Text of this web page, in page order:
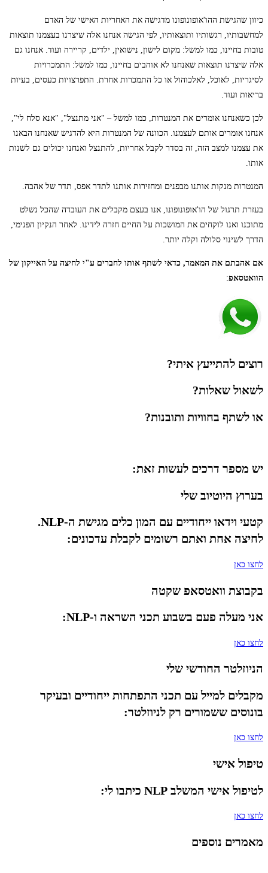
כיוון שהגישת ההו'אופונופונו מדגישה את האחריות האישי של האדם
למחשבותיו, רגשותיו ותוצאותיו, לפי הגישה אנחנו אלה שיצרנו בעצמנו תוצאות
טובות בחיינו, כמו למשל: מקום לישון, נישואין, ילדים, קריירה ועוד. אנחנו גם
אלה שיצרנו תוצאות שאנחנו לא אוהבים בחיינו, כמו למשל: התמכרויות
לסיגריות, לאוכל, לאלכוהול או כל התמכרות אחרת. התפרצויות כעסים, בעיות
בריאות ועוד.
לכן כשאנחנו אומרים את המנטרות, כמו למשל – "אני מתנצל", "אנא סלח לי",
אנחנו אומרים אותם לעצמנו. הכוונה של המנטרות היא להדגיש שאנחנו הבאנו
את עצמנו למצב הזה, זה בסדר לקבל אחריות, להתנצל ואנחנו יכולים גם לשנות
אותו.
המנטרות מנקות אותנו מבפנים ומחזירות אותנו לתדר אפס, תדר של אהבה.
בעזרת תרגול של הו'אופונופונו, אנו בעצם מקבלים את העובדה שהכל נשלט
מתוכנו ואנו לוקחים את המושכות על החיים חזרה לידינו. לאחר הנקיון הפנימי,
הדרך לשינוי סלולה וקלה יותר.
אם אהבתם את המאמר, כדאי לשתף אותו לחברים ע"י לחיצה על האייקון של
הוואטסאפ:
רוצים להתייעץ איתי?
לשאול שאלות?
או לשתף בחוויות ותובנות?
יש מספר דרכים לעשות זאת:
בערוץ היוטיוב שלי
קטעי וידאו ייחודיים עם המון כלים מגישת ה-NLP.
לחיצה אחת ואתם רשומים לקבלת עדכונים:
לחצו כאן
בקבוצת וואטסאפ שקטה
אני מעלה פעם בשבוע תכני השראה ו-NLP:
לחצו כאן
הניוזלטר החודשי שלי
מקבלים למייל עם תכני התפתחות ייחודיים ובעיקר
בונוסים ששמורים רק לניוזלטר:
לחצו כאן
טיפול אישי
לטיפול אישי המשלב NLP כיתבו לי:
לחצו כאן
מאמרים נוספים